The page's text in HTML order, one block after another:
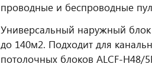
проводные и беспроводные
Универсальный наружный
до 140м2. Подходит для
потолочных блоков ALCF-H48/